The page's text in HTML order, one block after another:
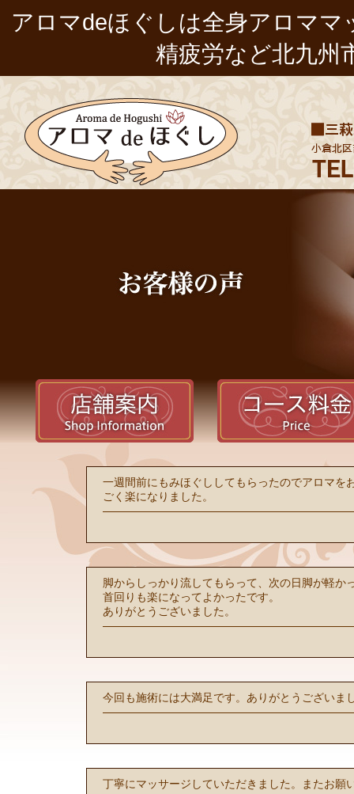
アロマdeほぐし は全身アロママ
精疲労など北九州
一週間前にもみほぐししてもらったのでアロマを
ごく楽になりました。
脚からしっかり流してもらって、次の日脚が軽か
首回りも楽になってよかったです。
ありがとうございました。
今回も施術には大満足です。ありがとうございま
丁寧にマッサージしていただきました。またお願